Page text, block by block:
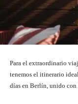
Para el extraordinario
tenemos el itinerario
días en Berlín, unido con